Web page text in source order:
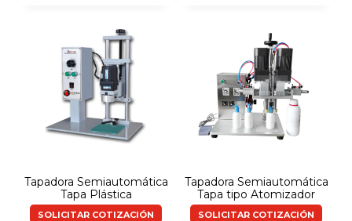
Tapadora Semiautomática
Tapa Plástica
SOLICITAR COTIZACIÓN
Tapadora Semiautomática
Tapa tipo Atomizador
SOLICITAR COTIZACIÓN